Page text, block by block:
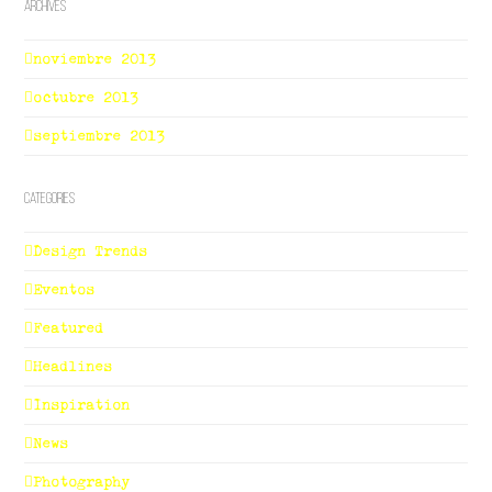
Archives
noviembre 2013
octubre 2013
septiembre 2013
Categories
Design Trends
Eventos
Featured
Headlines
Inspiration
News
Photography